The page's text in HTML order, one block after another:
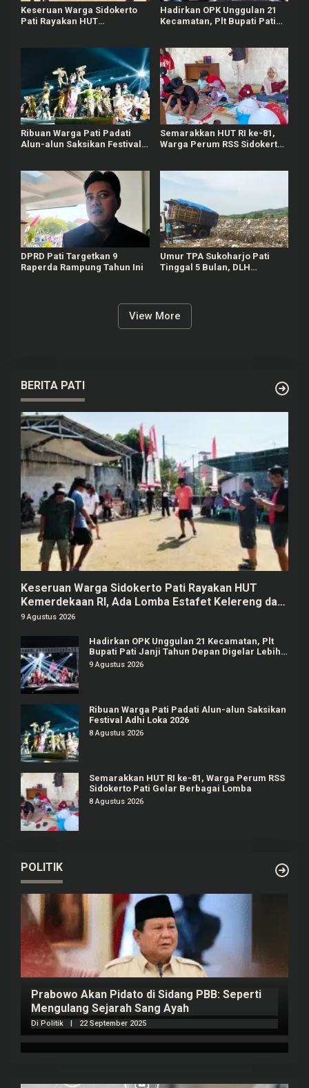
Keseruan Warga Sidokerto
Pati Rayakan HUT
Hadirkan OPK Unggulan 21
Kecamatan, Plt Bupati Pati
Ribuan Warga Pati Padati
Alun-alun Saksikan Festival
Semarakkan HUT RI ke-81,
Warga Perum RSS Sidokerto
DPRD Pati Targetkan 9
Raperda Rampung Tahun Ini
Umur TPA Sukoharjo Pati
Tinggal 5 Bulan, DLH
View More
BERITA PATI
Keseruan Warga Sidokerto Pati Rayakan HUT
Kemerdekaan RI, Ada Lomba Estafet Kelereng dan
Baris-berbaris
9 Agustus 2026
Hadirkan OPK Unggulan 21 Kecamatan, Plt
Bupati Pati Janji Tahun Depan Digelar Lebih
Meriah
9 Agustus 2026
Ribuan Warga Pati Padati Alun-alun Saksikan
Festival Adhi Loka 2026
8 Agustus 2026
Semarakkan HUT RI ke-81, Warga Perum RSS
Sidokerto Pati Gelar Berbagai Lomba
8 Agustus 2026
POLITIK
Prabowo Akan Pidato di Sidang PBB: Seperti
Mengulang Sejarah Sang Ayah
Di Politik 22 September 2025